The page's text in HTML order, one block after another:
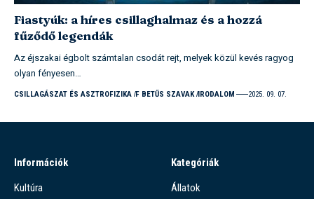
Fiastyúk: a híres csillaghalmaz és a hozzá
fűződő legendák
Az éjszakai égbolt számtalan csodát rejt, melyek közül kevés ragyog
olyan fényesen…
CSILLAGÁSZAT ÉS ASZTROFIZIKA F BETŰS SZAVAK IRODALOM 2025. 09. 07.
Információk
Kultúra
Kategóriák
Állatok